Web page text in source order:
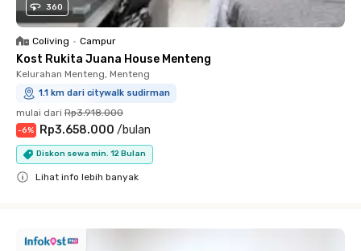
360
Coliving • Campur
Kost Rukita Juana House Menteng
Kelurahan Menteng, Menteng
1.1 km dari citywalk sudirman
mulai dari Rp3.918.000
-6% Rp3.658.000 /bulan
Diskon sewa min. 12 Bulan
Lihat info lebih banyak